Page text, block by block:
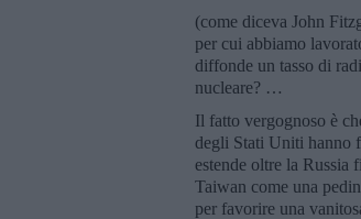
(come diceva John
per cui abbiamo
diffonde un tasso di
nucleare? …
Il fatto vergognoso è
degli Stati Uniti hanno
estende oltre la Russia
Taiwan come una
per favorire una